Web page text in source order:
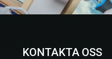
KONTAKTA OSS